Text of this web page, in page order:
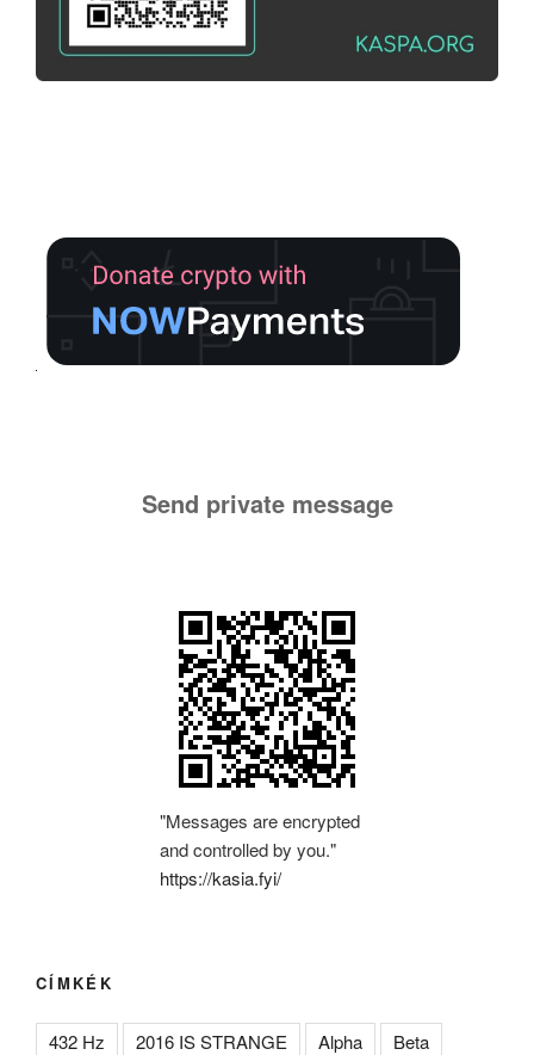
Send private message
"Messages are encrypted
and controlled by you."
https://kasia.fyi/
CÍMKÉK
432 Hz 2016 IS STRANGE Alpha Beta